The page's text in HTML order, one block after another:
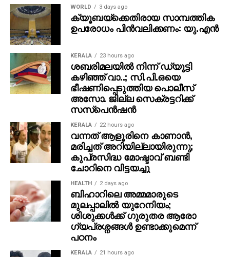
WORLD 3 days ago
ക്യൂബയ്ക്കെതിരായ സാമ്പത്തിക
ഉപരോധം പിന്‍വലിക്കണം: യു.എന്‍
KERALA 23 hours ago
ശബരിമലയില്‍ നിന്ന് ഡ്യൂട്ടി
കഴിഞ്ഞ് വാ..; സി.പി.ഒയെ
ഭീഷണിപ്പെടുത്തിയ പൊലീസ്
അസോ. ജില്ല സെക്രട്ടറിക്ക്
സസ്‌പെന്‍ഷന്‍
KERALA 22 hours ago
വന്നത് ആളൂരിനെ കാണാന്‍,
മരിച്ചത് അറിയില്ലായിരുന്നു;
കുപ്രസിദ്ധ മോഷ്ടാവ് ബണ്ടി
ചോറിനെ വിട്ടയച്ചു
HEALTH 2 days ago
ബിഹാറിലെ അമ്മമാരുടെ
മുലപ്പാലിൽ യുറേനിയം;
ശിശുക്കൾക്ക് ​ഗുരുതര ആരോ​
ഗ്യപ്രശ്നങ്ങൾ ഉണ്ടാക്കുമെന്ന്
പഠനം
KERALA 21 hours ago